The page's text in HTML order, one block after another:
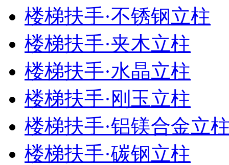
楼梯扶手·不锈钢立柱
楼梯扶手·夹木立柱
楼梯扶手·水晶立柱
楼梯扶手·刚玉立柱
楼梯扶手·铝镁合金立
楼梯扶手·碳钢立柱